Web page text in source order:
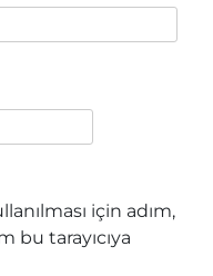
için adım,
bu tarayıcıya